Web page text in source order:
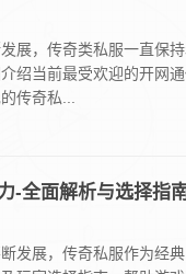
展，传奇类私服一直保
绍当前最受欢迎的开网
传奇私...
-全面解析与选择指
发展，传奇私服作为经